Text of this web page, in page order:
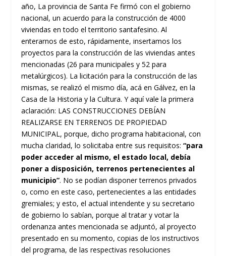
año, La provincia de Santa Fe firmó con el gobierno
nacional, un acuerdo para la construcción de 4000
viviendas en todo el territorio santafesino. Al
enterarnos de esto, rápidamente, insertamos los
proyectos para la construcción de las viviendas antes
mencionadas (26 para municipales y 52 para
metalúrgicos). La licitación para la construcción de las
mismas, se realizó el mismo día, acá en Gálvez, en la
Casa de la Historia y la Cultura. Y aquí vale la primera
aclaración: LAS CONSTRUCCIONES DEBÍAN
REALIZARSE EN TERRENOS DE PROPIEDAD
MUNICIPAL, porque, dicho programa habitacional, con
mucha claridad, lo solicitaba entre sus requisitos:“para
poder acceder al mismo, el estado local, debía
poner a disposición, terrenos pertenecientes al
municipio”. No se podían disponer terrenos privados
o, como en este caso, pertenecientes a las entidades
gremiales; y esto, el actual intendente y su secretario
de gobierno lo sabían, porque al tratar y votar la
ordenanza antes mencionada se adjuntó, al proyecto
presentado en su momento, copias de los instructivos
del programa, de las respectivas resoluciones